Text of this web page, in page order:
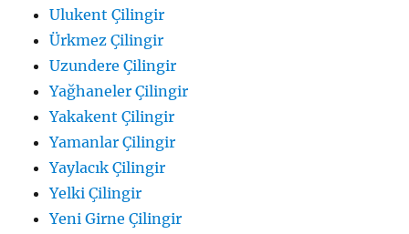
Ulukent Çilingir
Ürkmez Çilingir
Uzundere Çilingir
Yağhaneler Çilingir
Yakakent Çilingir
Yamanlar Çilingir
Yaylacık Çilingir
Yelki Çilingir
Yeni Girne Çilingir